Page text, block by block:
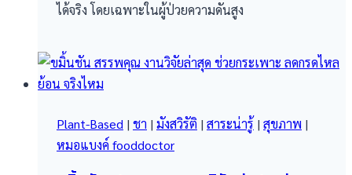
ได้จริง โดยเฉพาะในผู้ป่วยความดันสูง
Plant-Based | ชา | มังสวิรัติ | สาระน่ารู้ | สุขภาพ |
หมอแบงค์ fooddoctor